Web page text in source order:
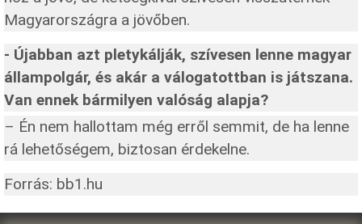
Magyarországra a jövőben.
- Újabban azt pletykálják, szívesen lenne magyar
állampolgár, és akár a válogatottban is játszana.
Van ennek bármilyen valóság alapja?
– Én nem hallottam még erről semmit, de ha lenne
rá lehetőségem, biztosan érdekelne.
Forrás: bb1.hu